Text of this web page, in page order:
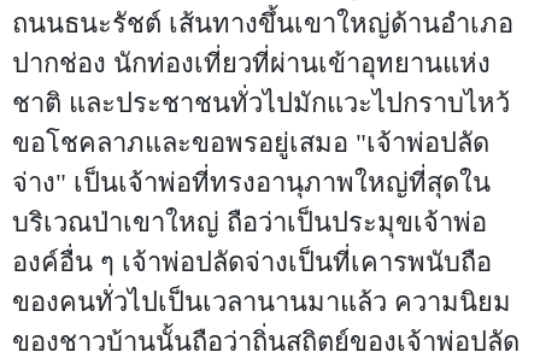
ถนนธนะรัชต์ เส้นทางขึ้นเขาใหญ่ด้านอำเภอ
ปากช่อง นักท่องเที่ยวที่ผ่านเข้าอุทยานแห่ง
ชาติ และประชาชนทั่วไปมักแวะไปกราบไหว้
ขอโชคลาภและขอพรอยู่เสมอ "เจ้าพ่อปลัด
จ่าง" เป็นเจ้าพ่อที่ทรงอานุภาพใหญ่ที่สุดใน
บริเวณป่าเขาใหญ่ ถือว่าเป็นประมุขเจ้าพ่อ
องค์อื่น ๆ เจ้าพ่อปลัดจ่างเป็นที่เคารพนับถือ
ของคนทั่วไปเป็นเวลานานมาแล้ว ความนิยม
ของชาวบ้านนั้นถือว่าถิ่นสถิตย์ของเจ้าพ่อปลัด